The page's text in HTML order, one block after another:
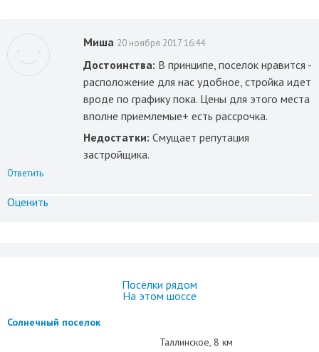
Миша 20 ноября 2017 16:44
Достоинства: В принципе, поселок нравится -
расположение для нас удобное, стройка идет
вроде по графику пока. Цены для этого места
вполне приемлемые+ есть рассрочка.
Недостатки: Смущает репутация
застройщика.
Ответить
Оценить
Посёлки рядом
На этом шоссе
Солнечный поселок
Таллинское 8 км